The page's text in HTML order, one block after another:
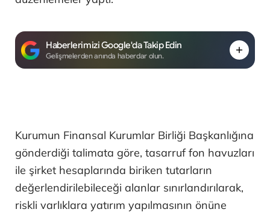
Haberlerimizi Google'da Takip Edin
Gelişmelerden anında haberdar olun.
Kurumun Finansal Kurumlar Birliği Başkanlığına
gönderdiği talimata göre, tasarruf fon havuzları
ile şirket hesaplarında biriken tutarların
değerlendirilebileceği alanlar sınırlandırılarak,
riskli varlıklara yatırım yapılmasının önüne